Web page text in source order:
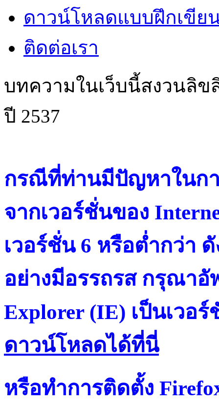
ดาวน์โหลดแบบฝึกเขีย
ติดต่อเรา
บทความในเว็บนี้สงวนลิ
ปี 2537
กรณีที่ท่านมีปัญหาในกา
จากเวอร์ชั่นของ
เวอร์ชั่น 6 หรือต่ำกว่า
อย่างมีอรรถรส กรุณาอั
Explorer (IE) เป็นเวอ
ดาวน์โหลดได้ที่น
หรือทำการติดตั้ง